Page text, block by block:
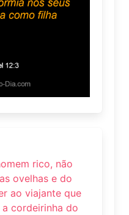
rico, não
ovelhas e do
ao viajante que
cordeirinha do